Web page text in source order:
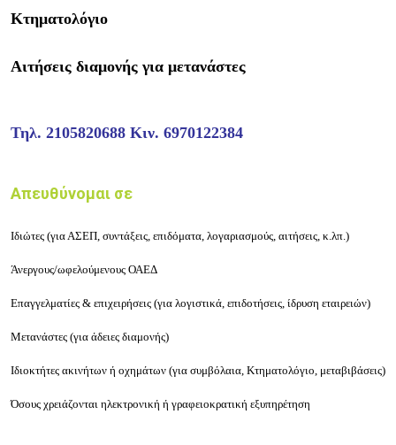
Κτηματολόγιο
Αιτήσεις διαμονής για μετανάστες
Τηλ. 2105820688 Κιν. 6970122384
Απευθύνομαι σε
Ιδιώτες (για ΑΣΕΠ, συντάξεις, επιδόματα, λογαριασμούς, αιτήσεις, κ.λπ.)
Άνεργους/ωφελούμενους ΟΑΕΔ
Επαγγελματίες & επιχειρήσεις (για λογιστικά, επιδοτήσεις, ίδρυση εταιρειών)
Μετανάστες (για άδειες διαμονής)
Ιδιοκτήτες ακινήτων ή οχημάτων (για συμβόλαια, Κτηματολόγιο, μεταβιβάσεις)
Όσους χρειάζονται ηλεκτρονική ή γραφειοκρατική εξυπηρέτηση